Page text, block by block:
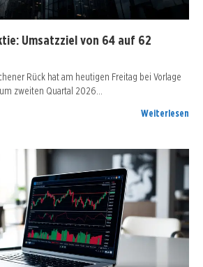
Umsatzziel von 64 auf 62
Rück hat am heutigen Freitag bei Vorlage
zweiten Quartal 2026…
Weiterlesen